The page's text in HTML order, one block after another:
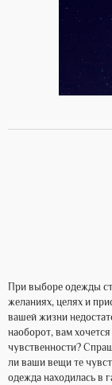
При выборе одежды
желаниях, целях и
вашей жизни
наоборот, вам
чувственности?
ли ваши вещи те
одежда находилась в